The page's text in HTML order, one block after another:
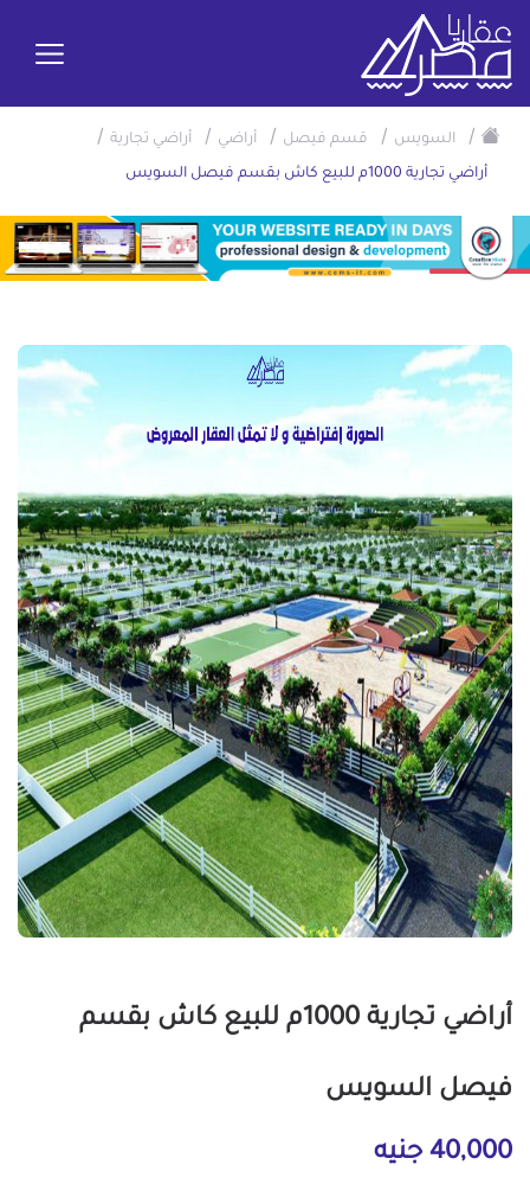
/ السويس / قسم فيصل / أراضي / أراضي تجارية /
أراضي تجارية 1000م للبيع كاش بقسم فيصل السويس
أراضي تجارية 1000م للبيع كاش بقسم
فيصل السويس
40,000 جنيه